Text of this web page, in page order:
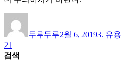
이
두루두루일
2월 6, 2019고
3. 유
기
검색